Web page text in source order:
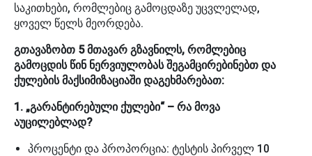
საკითხები, რომლებიც გამოცდაზე უცვლელად,
ყოველ წელს მეორდება.
გთავაზობთ 5 მთავარ გზავნილს, რომლებიც
გამოცდის წინ ნერვიულობას შეგამცირებინებთ და
ქულების მაქსიმიზაციაში დაგეხმარებათ:
1. „გარანტირებული ქულები“ – რა მოვა
აუცილებლად?
პროცენტი და პროპორცია: ტესტის პირველ 10